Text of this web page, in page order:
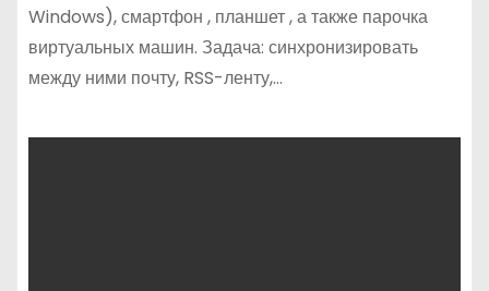
Windows), смартфон , планшет , а также парочка
виртуальных машин. Задача: синхронизировать
между ними почту, RSS-ленту,…